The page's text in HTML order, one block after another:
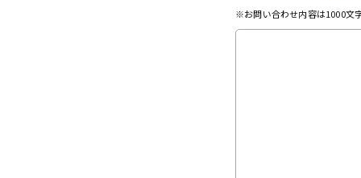
※お問い合わせ内容は1000文